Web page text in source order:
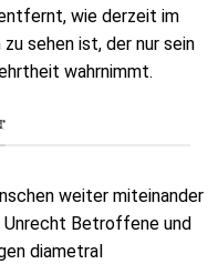
wie derzeit im
sehen ist, der nur sein
wahrnimmt.
weiter miteinander
Unrecht Betroffene und
diametral